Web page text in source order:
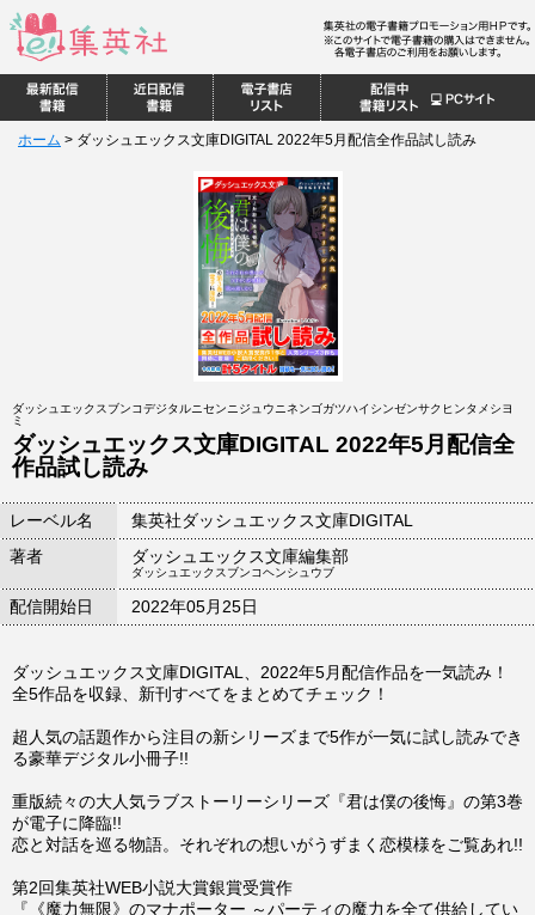
ホーム > ダッシュエックス文庫DIGITAL 2022年5月配信全作品試し読み
ダッシュエックスブンコデジタルニセンニジュウニネンゴガツハイシンゼンサクヒンタメシヨ
ミ
ダッシュエックス文庫DIGITAL 2022年5月配信全
作品試し読み
レーベル名
集英社ダッシュエックス文庫DIGITAL
著者
ダッシュエックス文庫編集部
ダッシュエックスブンコヘンシュウブ
配信開始日 2022年05月25日
ダッシュエックス文庫DIGITAL、2022年5月配信作品を一気読み！
全5作品を収録、新刊すべてをまとめてチェック！
超人気の話題作から注目の新シリーズまで5作が一気に試し読みでき
る豪華デジタル小冊子!!
重版続々の大人気ラブストーリーシリーズ『君は僕の後悔』の第3巻
が電子に降臨!!
恋と対話を巡る物語。それぞれの想いがうずまく恋模様をご覧あれ!!
第2回集英社WEB小説大賞銀賞受賞作
『《魔力無限》のマナポーター ～パーティの魔力を全て供給してい